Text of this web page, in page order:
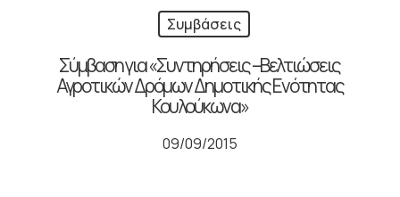
Συμβάσεις
Σύμβαση για «Συντηρήσεις –Βελτιώσεις
Αγροτικών Δρόμων Δημοτικής Ενότητας
Κουλούκωνα»
09/09/2015